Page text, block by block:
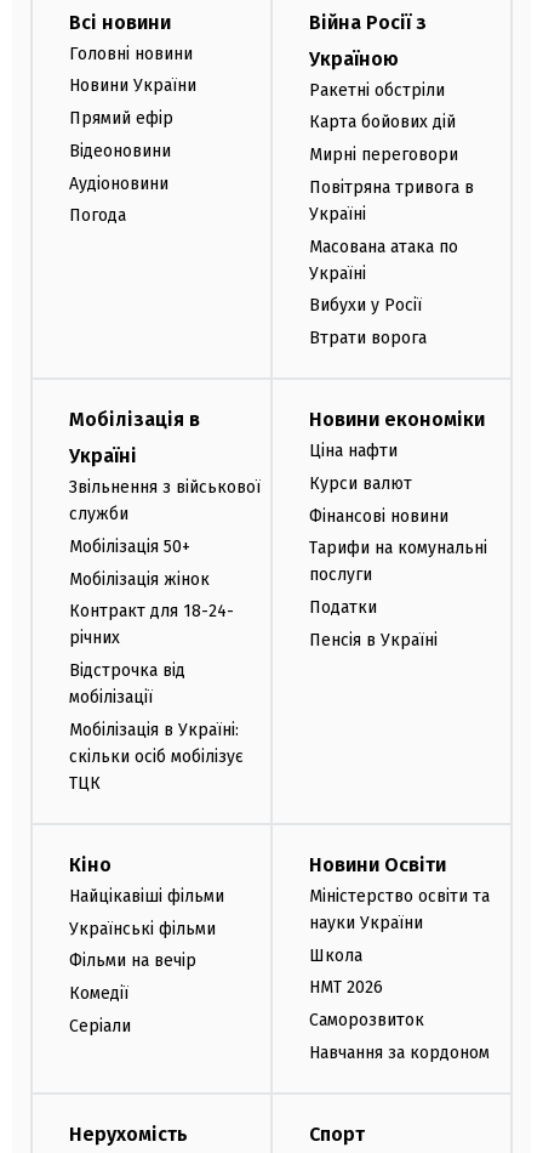
Всі новини
Головні новини
Новини України
Прямий ефір
Відеоновини
Аудіоновини
Погода
Війна Росії з
Україною
Ракетні обстріли
Карта бойових дій
Мирні переговори
Повітряна тривога в
Україні
Масована атака по
Україні
Вибухи у Росії
Втрати ворога
Мобілізація в
Україні
Звільнення з військової
служби
Мобілізація 50+
Мобілізація жінок
Контракт для 18-24-
річних
Відстрочка від
мобілізації
Мобілізація в Україні:
скільки осіб мобілізує
ТЦК
Новини економіки
Ціна нафти
Курси валют
Фінансові новини
Тарифи на комунальні
послуги
Податки
Пенсія в Україні
Кіно
Найцікавіші фільми
Українські фільми
Фільми на вечір
Комедії
Серіали
Новини Освіти
Міністерство освіти та
науки України
Школа
НМТ 2026
Саморозвиток
Навчання за кордоном
Нерухомість Спорт